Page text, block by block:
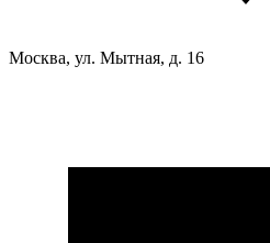
Москва, ул. Мытная, д. 16